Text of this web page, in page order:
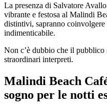
La presenza di Salvatore
vibrante e festosa al Malindi
distintivi, sapranno
indimenticabile.
Non c’è dubbio che il
straordinari interpreti.
Malindi Beach
sogno per le notti